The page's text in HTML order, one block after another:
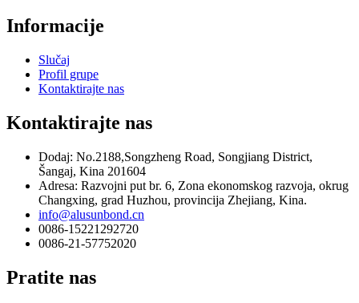
Informacije
Slučaj
Profil grupe
Kontaktirajte nas
Kontaktirajte nas
Dodaj: No.2188,Songzheng Road, Songjiang District,
Šangaj, Kina 201604
Adresa: Razvojni put br. 6, Zona ekonomskog razvoja, okrug
Changxing, grad Huzhou, provincija Zhejiang, Kina.
info@alusunbond.cn
0086-15221292720
0086-21-57752020
Pratite nas